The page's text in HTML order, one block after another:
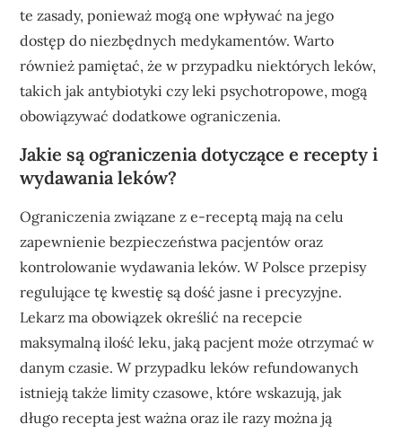
te zasady, ponieważ mogą one wpływać na jego
dostęp do niezbędnych medykamentów. Warto
również pamiętać, że w przypadku niektórych leków,
takich jak antybiotyki czy leki psychotropowe, mogą
obowiązywać dodatkowe ograniczenia.
Jakie są ograniczenia dotyczące e recepty i
wydawania leków?
Ograniczenia związane z e-receptą mają na celu
zapewnienie bezpieczeństwa pacjentów oraz
kontrolowanie wydawania leków. W Polsce przepisy
regulujące tę kwestię są dość jasne i precyzyjne.
Lekarz ma obowiązek określić na recepcie
maksymalną ilość leku, jaką pacjent może otrzymać w
danym czasie. W przypadku leków refundowanych
istnieją także limity czasowe, które wskazują, jak
długo recepta jest ważna oraz ile razy można ją